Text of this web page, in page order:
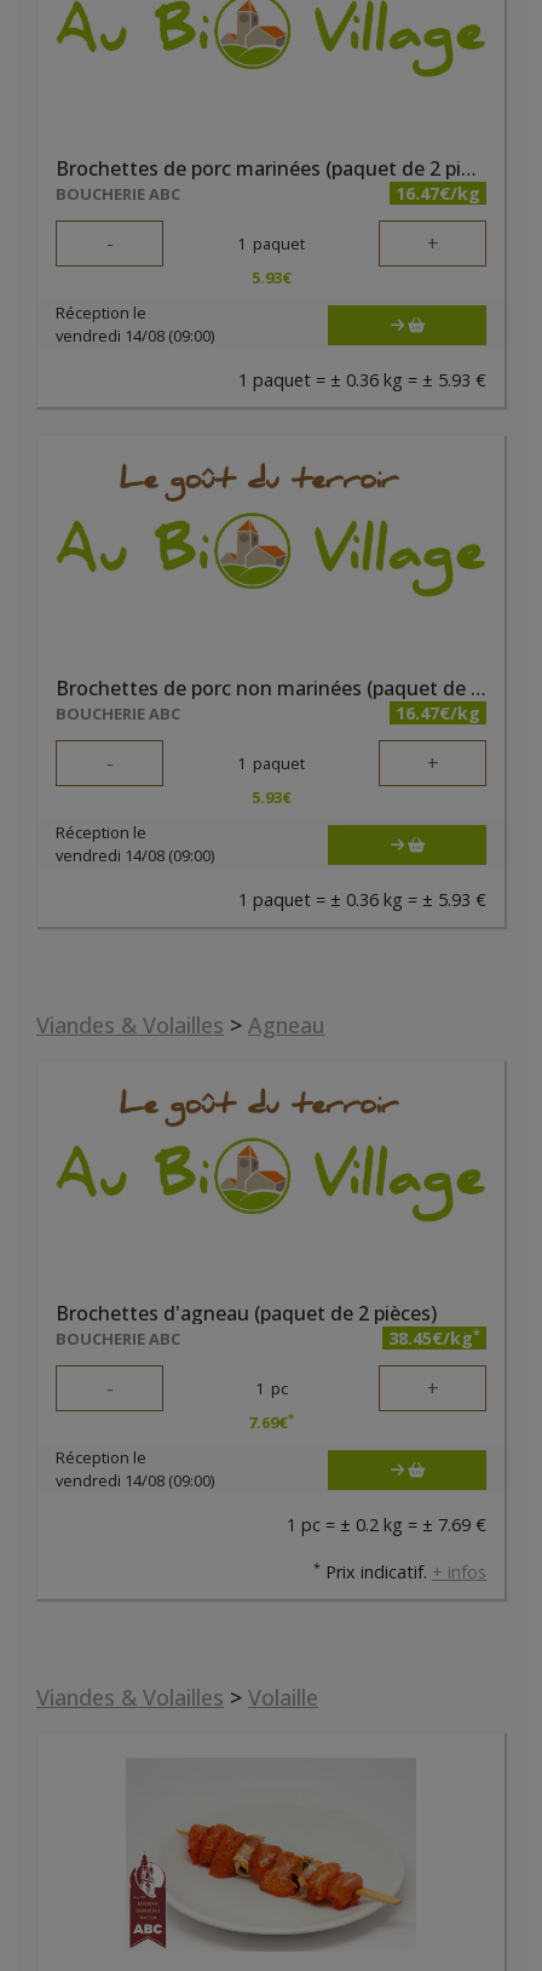
Brochettes de porc marinées (paquet de 2 pièces)
BOUCHERIE ABC 16.47€/kg
- 1 paquet +
5.93€
Réception le
vendredi 14/08 (09:00)
1 paquet = ± 0.36 kg = ± 5.93 €
Brochettes de porc non marinées (paquet de 2 pièces)
BOUCHERIE ABC 16.47€/kg
- 1 paquet +
5.93€
Réception le
vendredi 14/08 (09:00)
1 paquet = ± 0.36 kg = ± 5.93 €
Viandes & Volailles > Agneau
Brochettes d'agneau (paquet de 2 pièces)
BOUCHERIE ABC 38.45€/kg*
- 1 pc +
7.69€*
Réception le
vendredi 14/08 (09:00)
1 pc = ± 0.2 kg = ± 7.69 €
* Prix indicatif. + infos
Viandes & Volailles > Volaille